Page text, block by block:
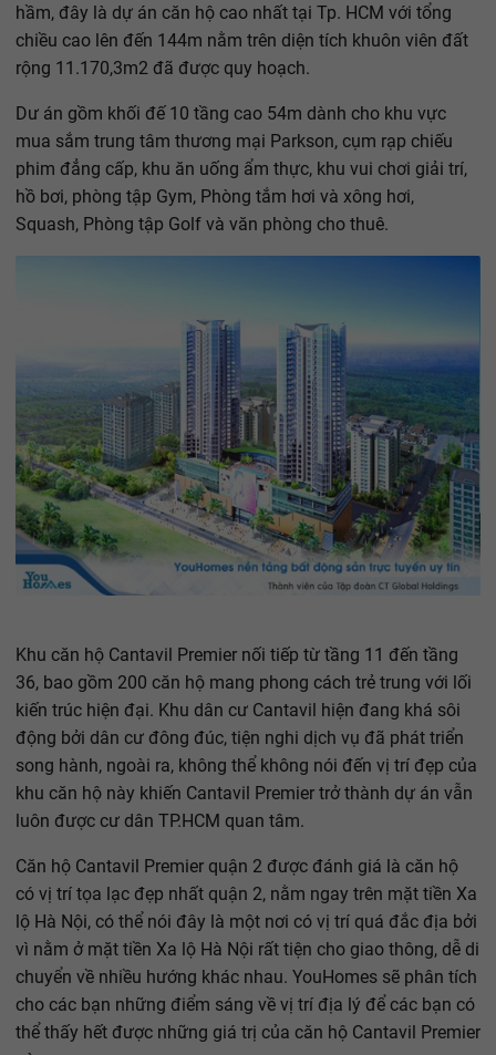
hầm, đây là dự án căn hộ cao nhất tại Tp. HCM với tổng
chiều cao lên đến 144m nằm trên diện tích khuôn viên đất
rộng 11.170,3m2 đã được quy hoạch.
Dư án gồm khối đế 10 tầng cao 54m dành cho khu vực
mua sắm trung tâm thương mại Parkson, cụm rạp chiếu
phim đẳng cấp, khu ăn uống ẩm thực, khu vui chơi giải trí,
hồ bơi, phòng tập Gym, Phòng tắm hơi và xông hơi,
Squash, Phòng tập Golf và văn phòng cho thuê.
Khu căn hộ Cantavil Premier nối tiếp từ tầng 11 đến tầng
36, bao gồm 200 căn hộ mang phong cách trẻ trung với lối
kiến trúc hiện đại. Khu dân cư Cantavil hiện đang khá sôi
động bởi dân cư đông đúc, tiện nghi dịch vụ đã phát triển
song hành, ngoài ra, không thể không nói đến vị trí đẹp của
khu căn hộ này khiến Cantavil Premier trở thành dự án vẫn
luôn được cư dân TP.HCM quan tâm.
Căn hộ Cantavil Premier quận 2 được đánh giá là căn hộ
có vị trí tọa lạc đẹp nhất quận 2, nằm ngay trên mặt tiền Xa
lộ Hà Nội, có thể nói đây là một nơi có vị trí quá đắc địa bởi
vì nằm ở mặt tiền Xa lộ Hà Nội rất tiện cho giao thông, dễ di
chuyển về nhiều hướng khác nhau. YouHomes sẽ phân tích
cho các bạn những điểm sáng về vị trí địa lý để các bạn có
thể thấy hết được những giá trị của căn hộ Cantavil Premier